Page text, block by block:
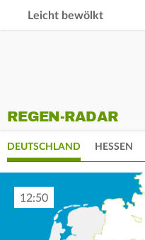
Leicht bewölkt
REGEN-RADAR
DEUTSCHLAND HESSEN
12:55